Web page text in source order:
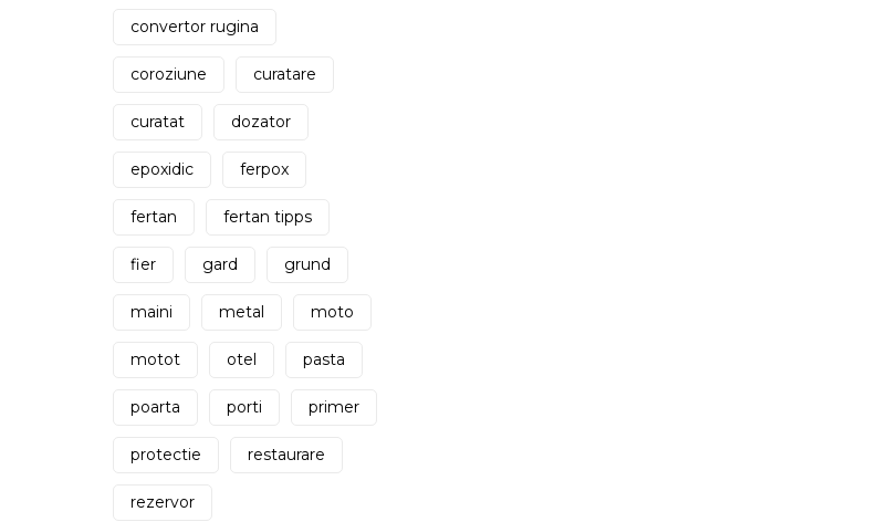
convertor rugina
coroziune curatare
curatat dozator
epoxidic ferpox
fertan fertan tipps
fier gard grund
maini metal moto
motot otel pasta
poarta porti primer
protectie restaurare
rezervor